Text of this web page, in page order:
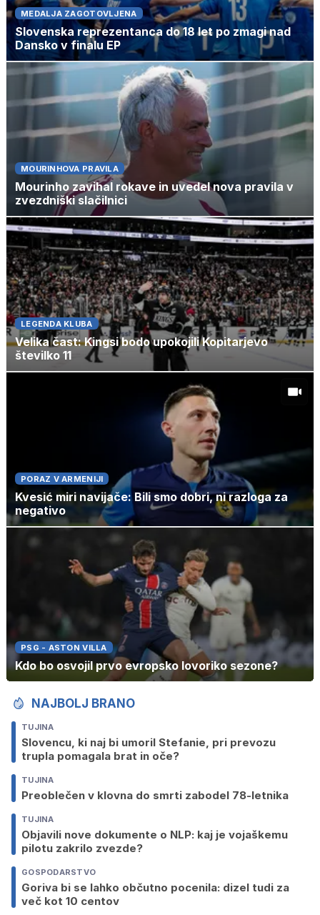
MEDALJA ZAGOTOVLJENA
Slovenska reprezentanca do 18 let po zmagi nad
Dansko v finalu EP
MOURINHOVA PRAVILA
Mourinho zavihal rokave in uvedel nova pravila v
zvezdniški slačilnici
LEGENDA KLUBA
Velika čast: Kingsi bodo upokojili Kopitarjevo
številko 11
PORAZ V ARMENIJI
Kvesić miri navijače: Bili smo dobri, ni razloga za
negativo
PSG - ASTON VILLA
Kdo bo osvojil prvo evropsko lovoriko sezone?
NAJBOLJ BRANO
TUJINA
Slovencu, ki naj bi umoril Stefanie, pri prevozu
trupla pomagala brat in oče?
TUJINA
Preoblečen v klovna do smrti zabodel 78-letnika
TUJINA
Objavili nove dokumente o NLP: kaj je vojaškemu
pilotu zakrilo zvezde?
GOSPODARSTVO
Goriva bi se lahko občutno pocenila: dizel tudi za
več kot 10 centov